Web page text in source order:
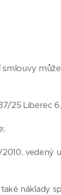
25 Liberec
vedený
náklady